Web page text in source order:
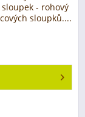
- rohový
sloupků....